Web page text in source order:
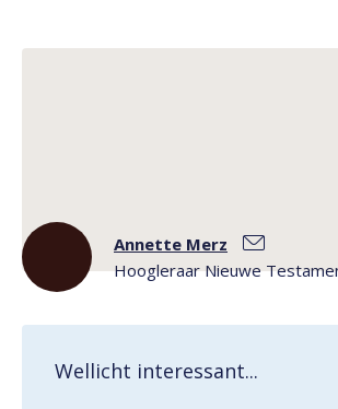
Annette Merz
Hoogleraar Nieuwe
Wellicht interessant...